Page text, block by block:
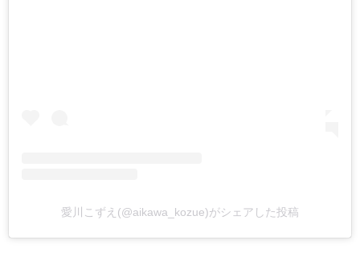
愛川こずえ(@aikawa_kozue)がシェアした投稿